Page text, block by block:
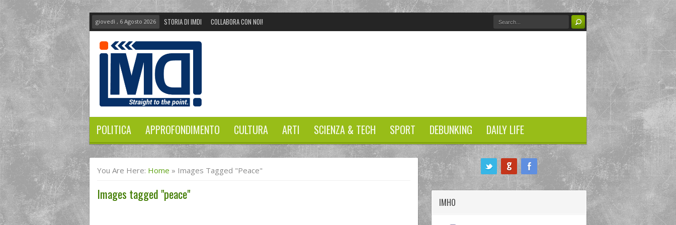
giovedì , 6 Agosto 2026 STORIA DI IMDI COLLABORA CON NOI!
POLITICA APPROFONDIMENTO CULTURA ARTI SCIENZA & TECH SPORT DEBUNKING DAILY LIFE
You Are Here: Home » Images Tagged "peace"
Images tagged "peace"
IMHO